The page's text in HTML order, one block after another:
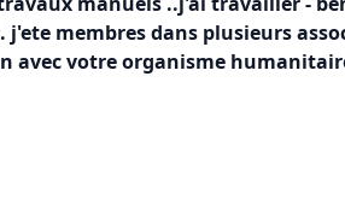
membres dans plusieurs
votre organisme